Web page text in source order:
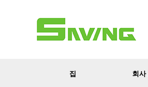
집 회사